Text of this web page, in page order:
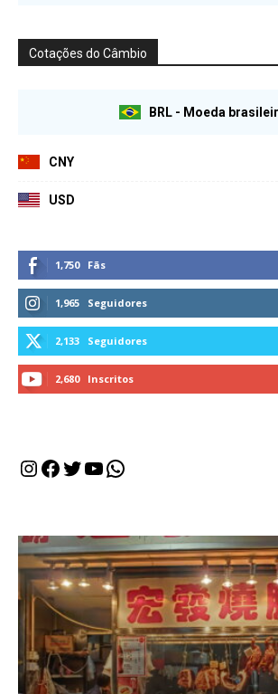
Cotações do Câmbio
BRL - Moeda
CNY
USD
1,750 Fãs
1,965 Seguidores
2,133 Seguidores
2,680 Inscritos
Instagram
Facebook
Twitter
Youtube
WhatsApp